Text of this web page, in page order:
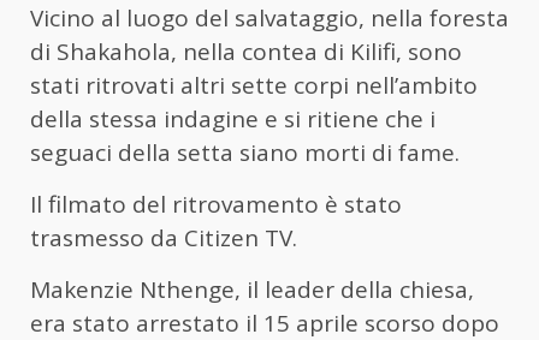
Vicino al luogo del salvataggio, nella foresta
di Shakahola, nella contea di Kilifi, sono
stati ritrovati altri sette corpi nell’ambito
della stessa indagine e si ritiene che i
seguaci della setta siano morti di fame.
Il filmato del ritrovamento è stato
trasmesso da Citizen TV.
Makenzie Nthenge, il leader della chiesa,
era stato arrestato il 15 aprile scorso dopo